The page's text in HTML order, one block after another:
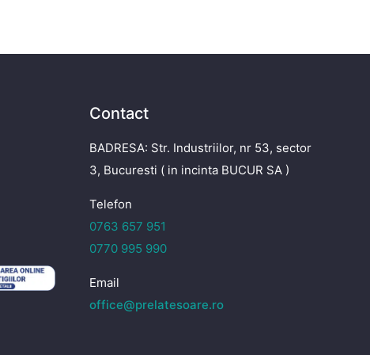
Contact
BADRESA: Str. Industriilor, nr 53, sector
3, Bucuresti ( in incinta BUCUR SA )
Telefon
0763 657 951
0770 995 990
Email
office@prelatesoare.ro